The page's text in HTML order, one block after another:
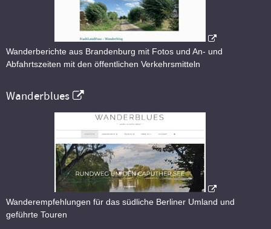
Wanderberichte aus Brandenburg mit Fotos und An- und
Abfahrtszeiten mit den öffentlichen Verkehrsmitteln
Wanderblues
Wanderempfehlungen für das südliche Berliner Umland und
geführte Touren